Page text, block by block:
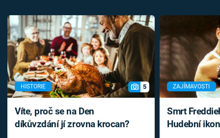
HISTORIE 5
Víte, proč se na Den
díkůvzdání jí zrovna krocan?
ZAJÍMAVOSTI
Smrt
Hudební